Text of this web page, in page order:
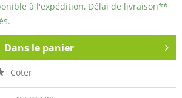
à l'expédition, Délai de livraison**
Dans le panier
Coter